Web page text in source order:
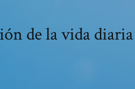
de la vida diaria